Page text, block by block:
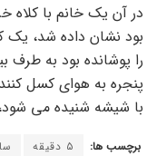
در آن یک خانم با
بود نشان داده شد، یک
را پوشانده بود به طرف
پنجره به هوای کسل
با شیشه شنیده می
برچسب ها: ۵ دقیقه